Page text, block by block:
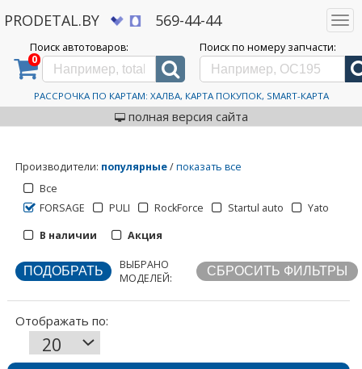
PRODETAL.BY 569-44-44
Поиск автотоваров:
0
Поиск по номеру запчасти:
РАССРОЧКА ПО КАРТАМ: ХАЛВА, КАРТА ПОКУПОК, SMART-КАРТА
полная версия сайта
Дискаунтер автозапчастей PRODETAL.BY > Каталог автотоваров > FORSAGE
FORSAGE
Производители: популярные/показать все
Все
FORSAGE
PULI RockForce Startul auto
Yato
В наличии
Акция
ВЫБРАНО
МОДЕЛЕЙ:
Отображать по: